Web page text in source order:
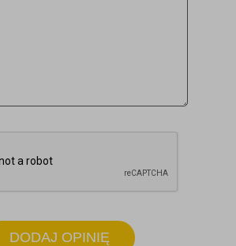
DODAJ OPINIĘ